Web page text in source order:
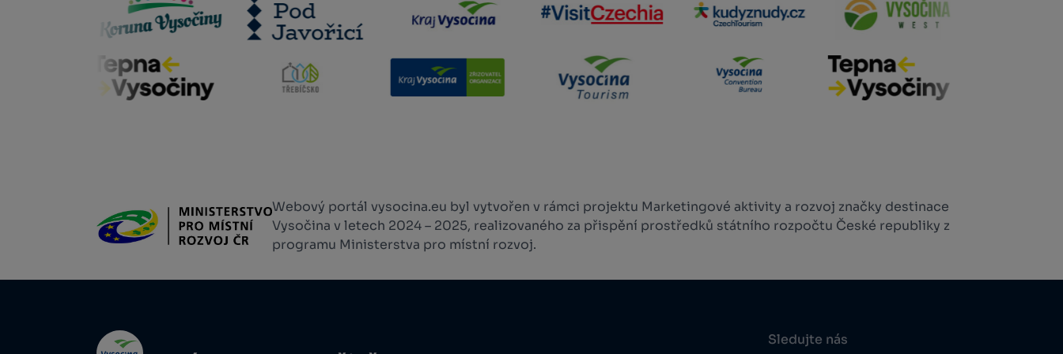
Webový portál vysocina.eu byl vytvořen v rámci projektu Marketingové aktivity a rozvoj značky destinace
Vysočina v letech 2024 – 2025, realizovaného za přispění prostředků státního rozpočtu České republiky z
programu Ministerstva pro místní rozvoj.
Sledujte nás